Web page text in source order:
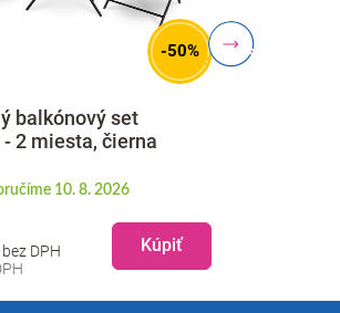
-50%
balkónový set
2 miesta, čierna
10. 8. 2026
bez DPH Kúpiť